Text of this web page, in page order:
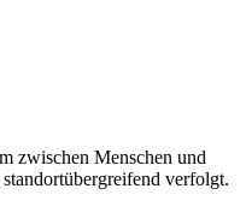
zwischen Menschen und
verfolgt.